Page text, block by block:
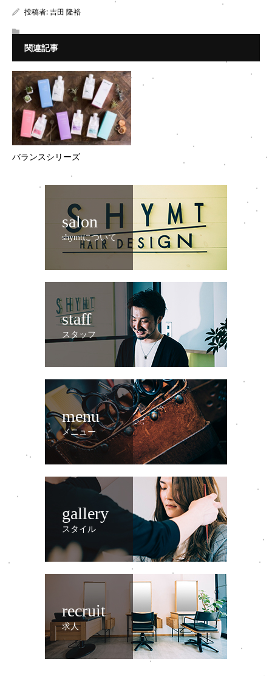
投稿者:吉田 隆裕
関連記事
バランスシリーズ
salon
shymtについて
staff
スタッフ
menu
メニュー
gallery
スタイル
recruit
求人